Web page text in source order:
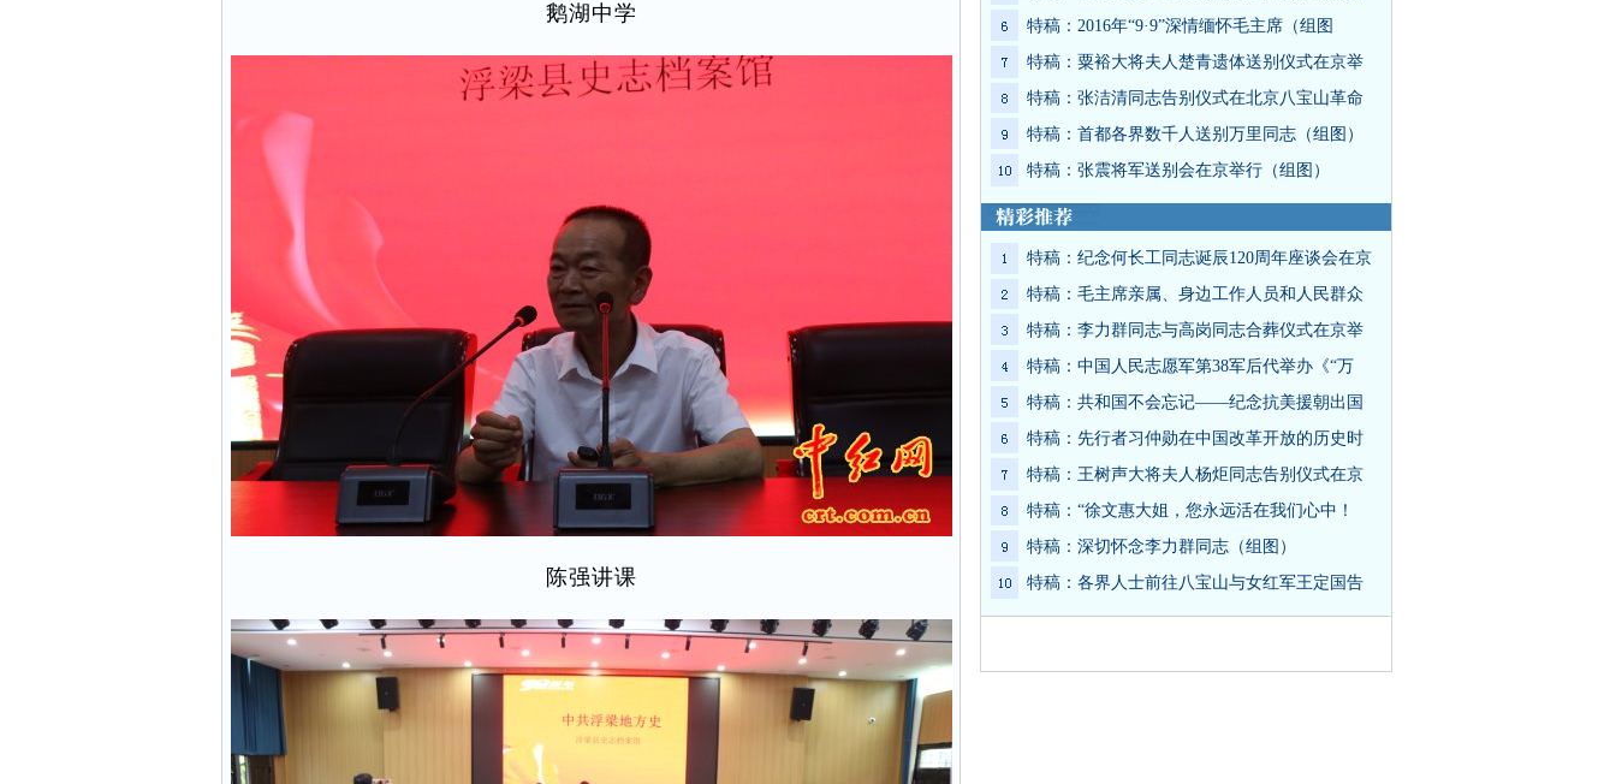
鹅湖中学
陈强讲课
特稿：2016年“9·9”深情缅怀毛主席（组图
特稿：粟裕大将夫人楚青遗体送别仪式在京举
特稿：张洁清同志告别仪式在北京八宝山革命
特稿：首都各界数千人送别万里同志（组图）
特稿：张震将军送别会在京举行（组图）
特稿：纪念何长工同志诞辰120周年座谈会在京
特稿：毛主席亲属、身边工作人员和人民群众
特稿：李力群同志与高岗同志合葬仪式在京举
特稿：中国人民志愿军第38军后代举办《“万
特稿：共和国不会忘记——纪念抗美援朝出国
特稿：先行者习仲勋在中国改革开放的历史时
特稿：王树声大将夫人杨炬同志告别仪式在京
特稿：“徐文惠大姐，您永远活在我们心中！
特稿：深切怀念李力群同志（组图）
特稿：各界人士前往八宝山与女红军王定国告